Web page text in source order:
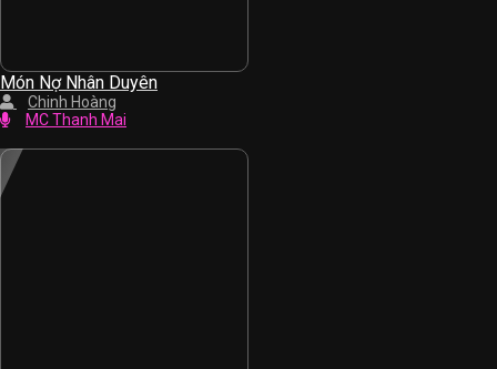
Món Nợ Nhân Duyên
Chinh Hoàng
MC Thanh Mai